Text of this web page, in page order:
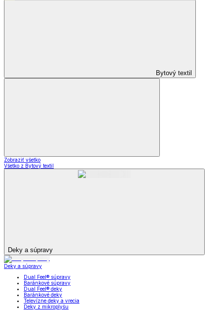
Bytový textil
Zobraziť všetko
Všetko z Bytový textil
Deky a súpravy
Deky a súpravy
Dual Feel® súpravy
Baránkové súpravy
Dual Feel® deky
Baránkové deky
Televízne deky a vrecia
Deky z mikroplyšu